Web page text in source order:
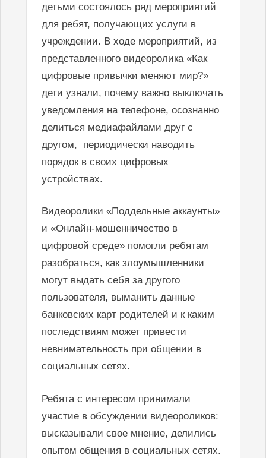
детьми состоялось ряд мероприятий
для ребят, получающих услуги в
учреждении. В ходе мероприятий, из
представленного видеоролика «Как
цифровые привычки меняют мир?»
дети узнали, почему важно выключать
уведомления на телефоне, осознанно
делиться медиафайлами друг с
другом, периодически наводить
порядок в своих цифровых
устройствах.
Видеоролики «Поддельные аккаунты»
и «Онлайн-мошенничество в
цифровой среде» помогли ребятам
разобраться, как злоумышленники
могут выдать себя за другого
пользователя, выманить данные
банковских карт родителей и к каким
последствиям может привести
невнимательность при общении в
социальных сетях.
Ребята с интересом принимали
участие в обсуждении видеороликов:
высказывали свое мнение, делились
опытом общения в социальных сетях.